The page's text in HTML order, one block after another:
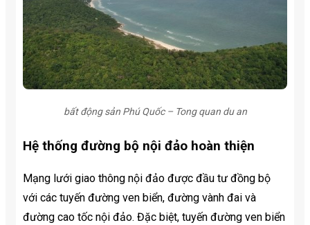
bất động sản Phú Quốc – Tong quan du an
Hệ thống đường bộ nội đảo hoàn thiện
Mạng lưới giao thông nội đảo được đầu tư đồng bộ
với các tuyến đường ven biển, đường vành đai và
đường cao tốc nội đảo. Đặc biệt, tuyến đường ven biển